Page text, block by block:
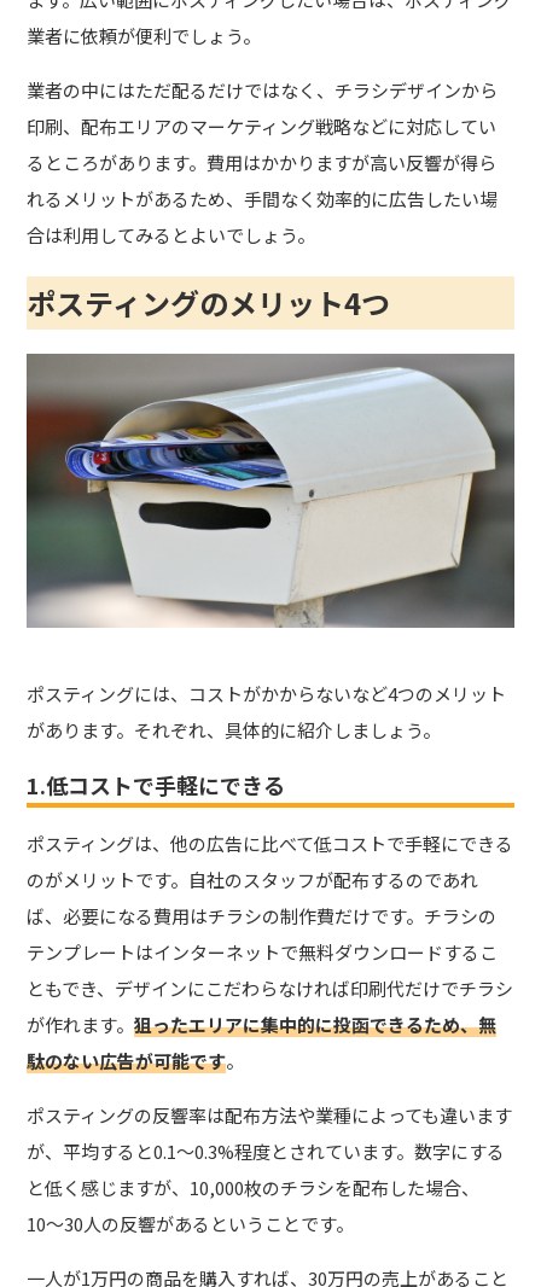
業者に依頼が便利でしょう。
業者の中にはただ配るだけではなく、チラシデザインから
印刷、配布エリアのマーケティング戦略などに対応してい
るところがあります。費用はかかりますが高い反響が得ら
れるメリットがあるため、手間なく効率的に広告したい場
合は利用してみるとよいでしょう。
ポスティングのメリット4つ
ポスティングには、コストがかからないなど4つのメリット
があります。それぞれ、具体的に紹介しましょう。
1.低コストで手軽にできる
ポスティングは、他の広告に比べて低コストで手軽にできる
のがメリットです。自社のスタッフが配布するのであれ
ば、必要になる費用はチラシの制作費だけです。チラシの
テンプレートはインターネットで無料ダウンロードするこ
ともでき、デザインにこだわらなければ印刷代だけでチラシ
が作れます。狙ったエリアに集中的に投函できるため、無
駄のない広告が可能です。
ポスティングの反響率は配布方法や業種によっても違います
が、平均すると0.1～0.3%程度とされています。数字にする
と低く感じますが、10,000枚のチラシを配布した場合、
10〜30人の反響があるということです。
一人が1万円の商品を購入すれば、30万円の売上があること